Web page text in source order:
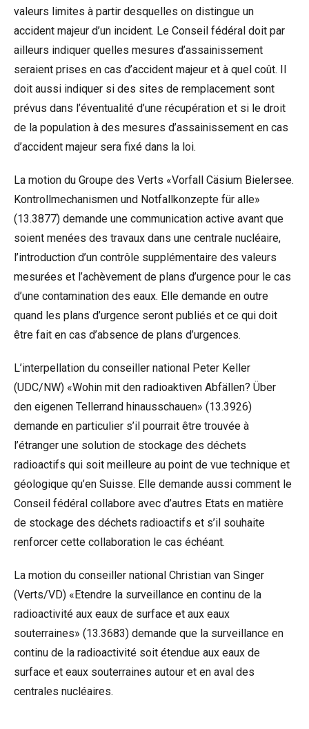
valeurs limites à partir desquelles on distingue un
accident majeur d’un incident. Le Conseil fédéral doit par
ailleurs indiquer quelles mesures d’assainissement
seraient prises en cas d’accident majeur et à quel coût. Il
doit aussi indiquer si des sites de remplacement sont
prévus dans l’éventualité d’une récupération et si le droit
de la population à des mesures d’assainissement en cas
d’accident majeur sera fixé dans la loi.
La motion du Groupe des Verts «Vorfall Cäsium Bielersee.
Kontrollmechanismen und Notfallkonzepte für alle»
(13.3877) demande une communication active avant que
soient menées des travaux dans une centrale nucléaire,
l’introduction d’un contrôle supplémentaire des valeurs
mesurées et l’achèvement de plans d’urgence pour le cas
d’une contamination des eaux. Elle demande en outre
quand les plans d’urgence seront publiés et ce qui doit
être fait en cas d’absence de plans d’urgences.
L’interpellation du conseiller national Peter Keller
(UDC/NW) «Wohin mit den radioaktiven Abfällen? Über
den eigenen Tellerrand hinausschauen» (13.3926)
demande en particulier s’il pourrait être trouvée à
l’étranger une solution de stockage des déchets
radioactifs qui soit meilleure au point de vue technique et
géologique qu’en Suisse. Elle demande aussi comment le
Conseil fédéral collabore avec d’autres Etats en matière
de stockage des déchets radioactifs et s’il souhaite
renforcer cette collaboration le cas échéant.
La motion du conseiller national Christian van Singer
(Verts/VD) «Etendre la surveillance en continu de la
radioactivité aux eaux de surface et aux eaux
souterraines» (13.3683) demande que la surveillance en
continu de la radioactivité soit étendue aux eaux de
surface et eaux souterraines autour et en aval des
centrales nucléaires.